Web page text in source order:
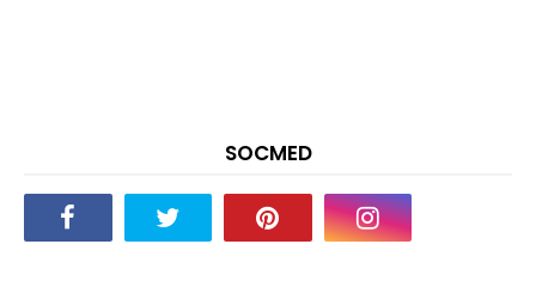
SOCMED